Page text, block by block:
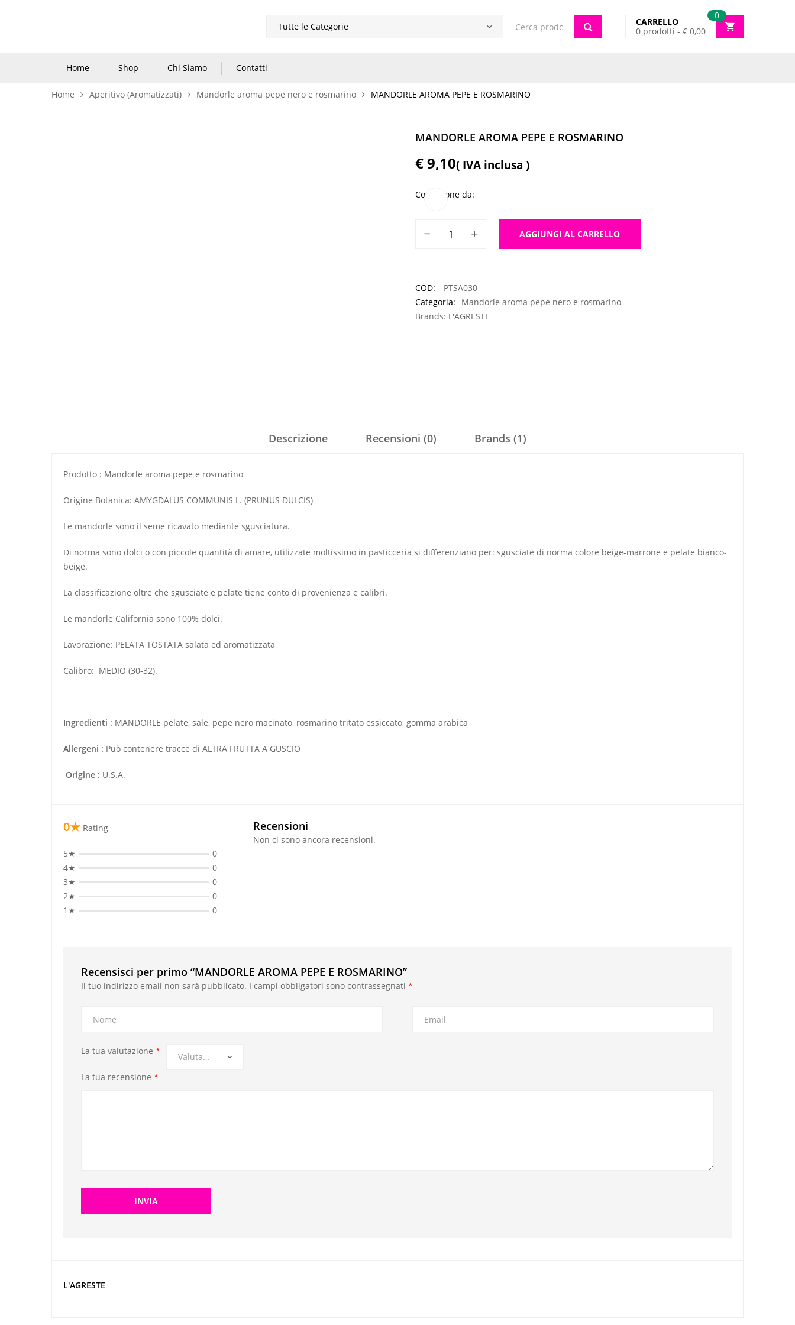
Products
0
CARRELLO
0 prodotti - € 0,00
Home Shop Chi Siamo Contatti
Home Aperitivo (Aromatizzati) Mandorle aroma pepe nero e rosmarino MANDORLE AROMA PEPE E ROSMARINO
MANDORLE AROMA PEPE E ROSMARINO
€9,10( IVA inclusa )
Confezione da
AGGIUNGI AL CARRELLO
COD:
PTSA030
Categoria:
Mandorle aroma pepe nero e rosmarino
Brands: L'AGRESTE
Descrizione Recensioni (0) Brands (1)
Prodotto : Mandorle aroma pepe e rosmarino
Origine Botanica: AMYGDALUS COMMUNIS L. (PRUNUS DULCIS)
Le mandorle sono il seme ricavato mediante sgusciatura.
Di norma sono dolci o con piccole quantità di amare, utilizzate moltissimo in pasticceria si differenziano per: sgusciate di norma colore beige-marrone e pelate bianco-
beige.
La classificazione oltre che sgusciate e pelate tiene conto di provenienza e calibri.
Le mandorle California sono 100% dolci.
Lavorazione: PELATA TOSTATA salata ed aromatizzata
Calibro: MEDIO (30-32).
Ingredienti : MANDORLE pelate, sale, pepe nero macinato, rosmarino tritato essiccato, gomma arabica
Allergeni : Può contenere tracce di ALTRA FRUTTA A GUSCIO
Origine : U.S.A.
0★ Rating
5★
0
4★
0
3★
0
2★
0
1★
0
Recensioni
Non ci sono ancora recensioni.
Recensisci per primo “MANDORLE AROMA PEPE E ROSMARINO”
Il tuo indirizzo email non sarà pubblicato. I campi obbligatori sono contrassegnati *
La tua valutazione *
La tua recensione *
L'AGRESTE